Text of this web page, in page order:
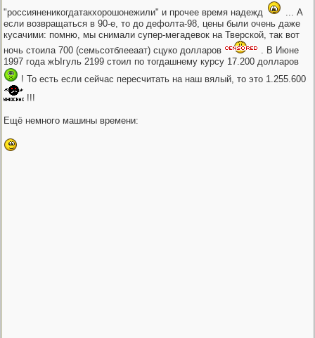
"россияненикогдатакхорошонежили" и прочее время надежд
... А
если возвращаться в 90-е, то до дефолта-98, цены были очень даже
кусачими: помню, мы снимали супер-мегадевок на Тверской, так вот
ночь стоила 700 (семьсотблееаат) сцуко долларов
. В Июне
1997 года жЫгуль 2199 стоил по тогдашнему курсу 17.200 долларов
! То есть если сейчас пересчитать на наш вялый, то это 1.255.600
!!!
Ещё немного машины времени: